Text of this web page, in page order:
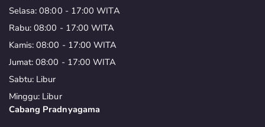
Selasa: 08:00 - 17:00 WITA
Rabu: 08:00 - 17:00 WITA
Kamis: 08:00 - 17:00 WITA
Jumat: 08:00 - 17:00 WITA
Sabtu: Libur
Minggu: Libur
Cabang Pradnyagama